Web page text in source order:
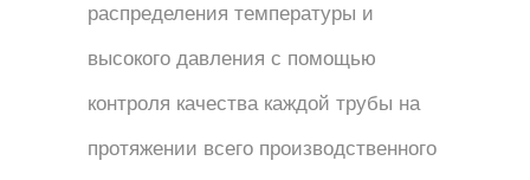
распределения температуры и
высокого давления с помощью
контроля качества каждой трубы на
протяжении всего производственного